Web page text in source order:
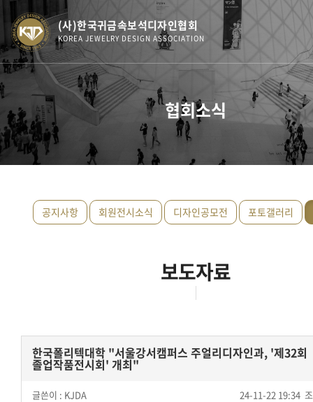
(사)한국귀금속보석디자인협회
KOREA JEWELRY DESIGN ASSOCIATION
협회소식
공지사항 회원전시소식 디자인공모전 포토갤러리
보도자료
한국폴리텍대학 "서울강서캠퍼스 주얼리디자인과, '제32회
졸업작품전시회' 개최"
글쓴이 : KJDA 24-11-22 19:34